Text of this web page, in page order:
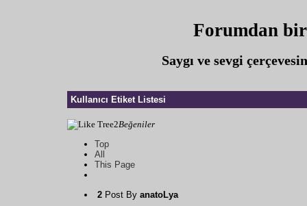
Forumdan
Saygı ve sevgi
Kullanıcı Etiket Listesi
2Beğeniler
Top
All
This Page
2 Post By anatoLya